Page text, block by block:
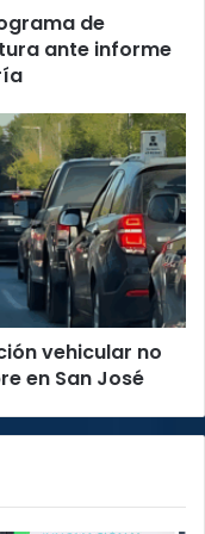
de
ante informe
vehicular no
en San José